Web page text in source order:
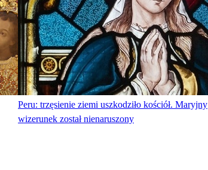
Peru: trzęsienie ziemi uszkodziło kościół. Maryjny
wizerunek został nienaruszony